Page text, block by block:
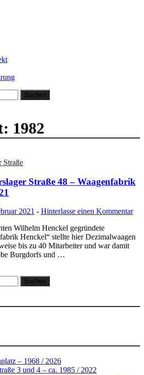
1982
Straße
Straße 48 – Waagenfabrik
2021 - Hinterlasse einen Kommentar
Wilhelm Henckel gegründete
Henckel“ stellte hier Dezimalwaagen
bis zu 40 Mitarbeiter und war damit
Burgdorfs und …
– 1968 / 2026
3 und 4 – ca. 1985 / 2022